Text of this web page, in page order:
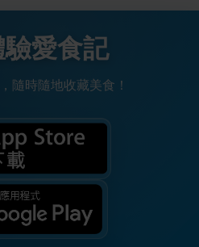
愛食記
隨時隨地收藏美食！